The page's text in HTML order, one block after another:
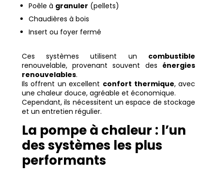
Poêle à granuler (pellets)
Chaudières à bois
Insert ou foyer fermé
Ces systèmes utilisent un combustible
renouvelable, provenant souvent des énergies
renouvelables.
Ils offrent un excellent confort thermique, avec
une chaleur douce, agréable et économique.
Cependant, ils nécessitent un espace de stockage
et un entretien régulier.
La pompe à chaleur : l’un
des systèmes les plus
performants